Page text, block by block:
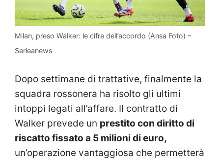
Milan, preso Walker: le cifre dell’accordo (Ansa Foto) –
Serieanews
Dopo settimane di trattative, finalmente la
squadra rossonera ha risolto gli ultimi
intoppi legati all’affare. Il contratto di
Walker prevede un prestito con diritto di
riscatto fissato a 5 milioni di euro,
un’operazione vantaggiosa che permetterà